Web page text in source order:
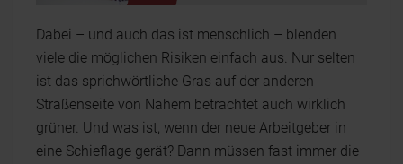
Dabei – und auch das ist menschlich – blenden
viele die möglichen Risiken einfach aus. Nur selten
ist das sprichwörtliche Gras auf der anderen
Straßenseite von Nahem betrachtet auch wirklich
grüner. Und was ist, wenn der neue Arbeitgeber in
eine Schieflage gerät? Dann müssen fast immer die